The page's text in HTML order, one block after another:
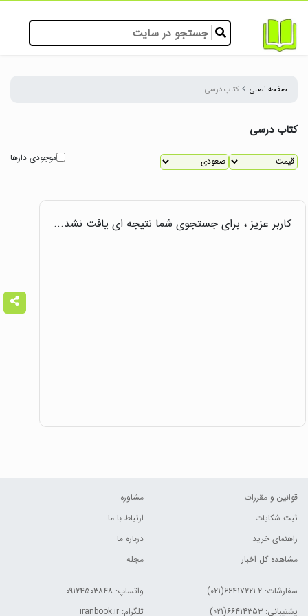
صفحه اصلی کتاب درسی
کتاب درسی
موجودی دارها
کاربر عزیز ، برای جستجوی شما نتیجه ای یافت نشد...
قوانین و مقررات
ثبت شکایات
راهنمای خرید
مشاهده کل اخبار
مشاوره
ارتباط با ما
درباره ما
مجله
سفارشات: ۲-۶۶۴۱۷۲۲۱(۰۲۱)
پشتیبانی: ۶۶۴۱۴۳۵۳(۰۲۱)
واتساپ: ۰۹۱۲۴۵۰۳۸۴۸
تلگرام: iranbook.ir